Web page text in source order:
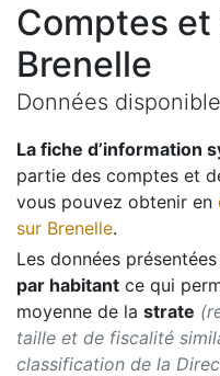
Comptes
Brenelle
Données
La fiche d’information
partie des comptes et
vous pouvez obtenir en
sur Brenelle.
Les données
par habitant ce qui
moyenne de la strate
taille et de fiscalité
classification de la